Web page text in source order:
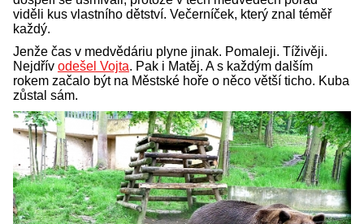
viděli kus vlastního dětství. Večerníček, který znal téměř
každý.
Jenže čas v medvědáriu plyne jinak. Pomaleji. Tíživěji.
Nejdřív odešel Vojta. Pak i Matěj. A s každým dalším
rokem začalo být na Městské hoře o něco větší ticho. Kuba
zůstal sám.